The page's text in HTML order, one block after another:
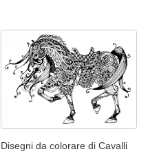
Disegni da colorare di Cavalli